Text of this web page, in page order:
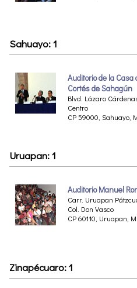
Sahuayo: 1
Auditorio de la
Cortés de Sahagún
Blvd. Lázaro
Centro
CP 59000, Sahuayo,
Uruapan: 1
Auditorio Manuel
Carr. Uruapan
Col. Don Vasco
CP 60110, Uruapan,
Zinapécuaro: 1